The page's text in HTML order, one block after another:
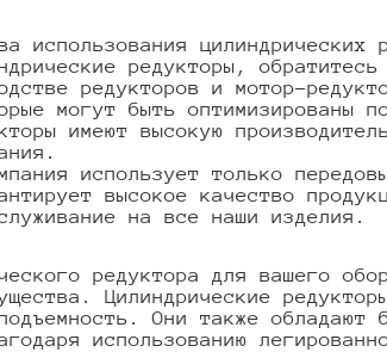
использования цилиндрических
редукторы,
редукторов и мотор-
могут быть оптимизированы
имеют высокую
использует только
высокое качество
на все наши изделия.
редуктора для вашего
Цилиндрические
Они также обладают
использованию